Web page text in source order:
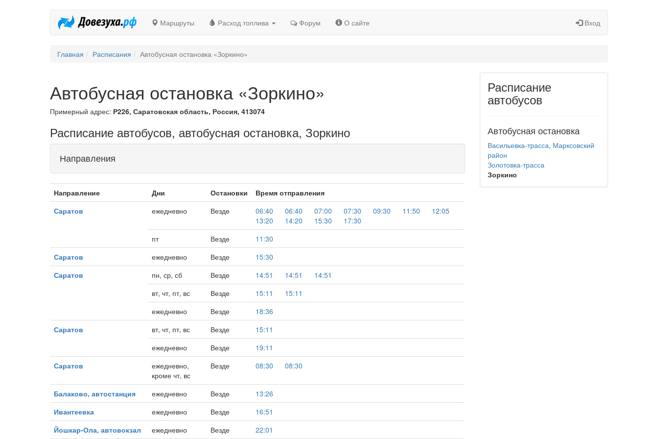
Маршруты Расход топлива Форум О сайте Вход
Главная Расписания Автобусная остановка «Зоркино»
Автобусная остановка «Зоркино»
Примерный адрес: Р226, Саратовская область, Россия, 413074
Расписание автобусов, автобусная остановка, Зоркино
Направления
Направление Дни Остановки
Время отправления
Саратов
ежедневно Везде 06:40 06:40 07:00 07:30 09:30 11:50
12:05
13:20
14:20 15:30
17:30
пт
Везде
11:30
Саратов
ежедневно Везде
15:30
Саратов
пн, ср, сб Везде 14:51 14:51
14:51
вт, чт, пт, вс
Везде 15:11
15:11
ежедневно
Везде
18:36
Саратов
вт, чт, пт, вс Везде
15:11
ежедневно
Везде
19:11
Саратов
ежедневно,
кроме чт, вс
Везде 08:30 08:30
Балаково, автостанция ежедневно Везде
13:26
Ивантеевка
ежедневно Везде
16:51
Йошкар-Ола, автовокзал
ежедневно Везде
22:01
Расписание
автобусов
Автобусная остановка
Васильевка-трасса, Марксовский
район
Золотовка-трасса
Зоркино